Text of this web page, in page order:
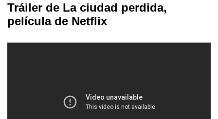
Tráiler de La ciudad perdida,
película de Netflix